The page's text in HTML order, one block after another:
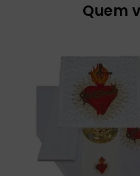
Quem